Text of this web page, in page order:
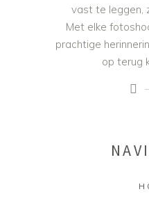
vast te leggen,
Met elke
prachtige
op terug